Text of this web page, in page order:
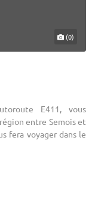
(0)
E411, vous
entre Semois et
fera voyager dans le